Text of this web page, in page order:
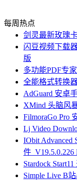
每周热点
剑灵最新玫瑰
闪豆视频下载
版
多功能PDF专
全能格式转换
AdGuard 安卓
XMind 头脑风
FilmoraGo Pro
Lj Video
IObit Advanced
件_V19.5.0.226
Stardock
Simple Live B